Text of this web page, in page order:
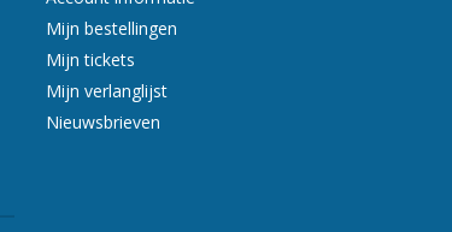
Mijn bestellingen
Mijn tickets
Mijn verlanglijst
Nieuwsbrieven